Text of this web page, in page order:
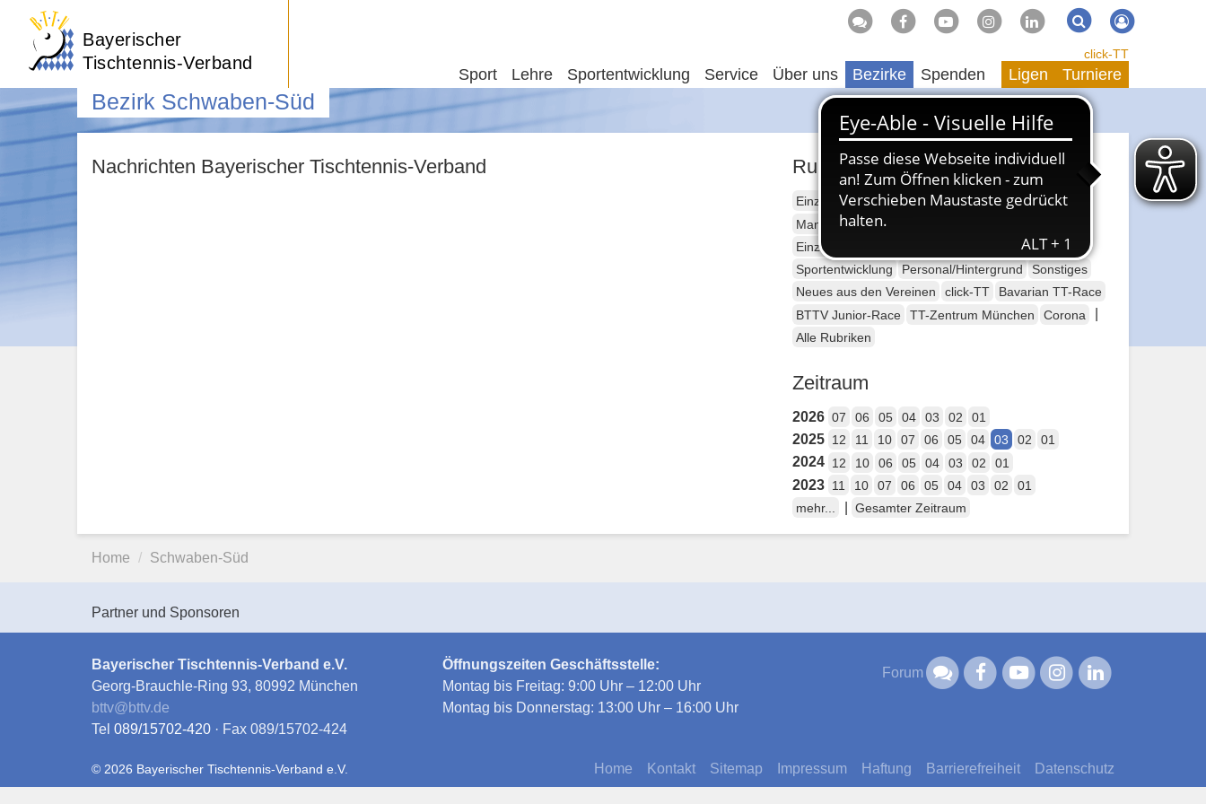
Bayerischer
Tischtennis-Verband
Suche Suchen
Sport Lehre Sportentwicklung Service Über uns Bezirke Spenden
click-TT
Ligen Turniere
Bezirk Schwaben-Süd
Nachrichten Bayerischer Tischtennis-Verband Rubriken
Einzelsport Erwachsene
Mannschaftssport Erwachsene
Einzelsport Jugend
Mannschaftssport Jugend
Sportentwicklung
Personal/Hintergrund
Sonstiges
Neues aus den Vereinen
click-TT
Bavarian TT-Race
BTTV Junior-Race
TT-Zentrum München Corona
Alle Rubriken
Zeitraum
2026 07 06 05 04 03 02 01
2025 12 11 10 07 06 05 04 03 02 01
2024 12 10 06 05 04 03 02 01
2023 11 10 07 06 05 04 03 02
01
mehr...
Gesamter Zeitraum
Home Schwaben-Süd
Partner und Sponsoren
Bayerischer Tischtennis-Verband e.V.
Georg-Brauchle-Ring 93, 80992 München
bttv@bttv.de
Tel 089/15702-420 · Fax 089/15702-424
Öffnungszeiten Geschäftsstelle:
Montag bis Freitag: 9:00 Uhr – 12:00 Uhr
Montag bis Donnerstag: 13:00 Uhr – 16:00 Uhr
Forum
Home Kontakt Sitemap Impressum Haftung Barrierefreiheit Datenschutz
© 2026 Bayerischer Tischtennis-Verband e.V.